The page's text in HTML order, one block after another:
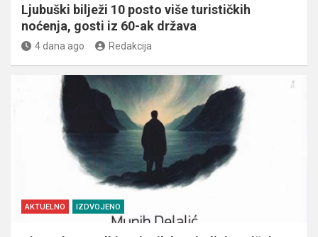
Ljubuški bilježi 10 posto više turističkih
noćenja, gosti iz 60-ak država
4 dana ago Redakcija
AKTUELNO IZDVOJENO